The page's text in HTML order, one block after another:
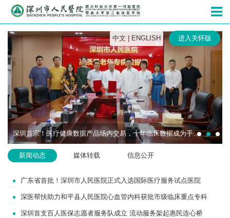
深圳市人民
中文 ENGLISH 进入关怀版
深圳首宗！医疗健康数据产品场内交易，十年临床数据成为手术机器人研发“燃料”
新闻动态 媒体转载 信息公开
广东省首批！深圳市人民医院正式入选国际医疗服务试点医院
深医帮扶助力和平县人民医院心血管内科获批市级临床重点专科
深圳首支百人医保志愿者服务队成立 流动服务架起惠民连心桥